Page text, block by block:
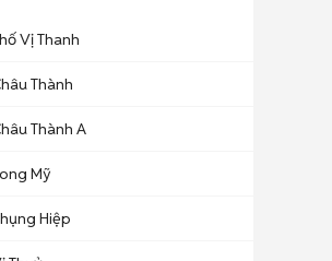
Vị Thanh
Thành
Thành A
Mỹ
Hiệp